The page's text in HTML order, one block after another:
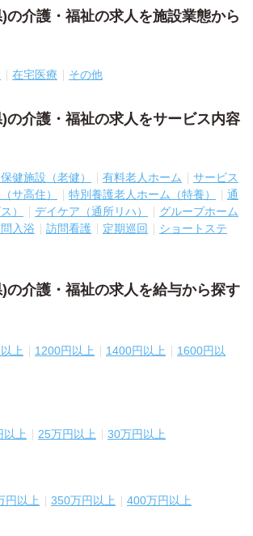
の介護・福祉の求人を施設業態から
在宅医療 その他
の介護・福祉の求人をサービス内容
健施設（老健） 有料老人ホーム
サービス
サ高住）
特別養護老人ホーム（特養）
通
）
デイケア（通所リハ）
グループホーム
入浴 訪問看護 定期巡回
ショートステ
の介護・福祉の求人を給与から探す
上 1200円以上 1400円以上
1600円以
以上 25万円以上 30万円以上
円以上 350万円以上 400万円以上